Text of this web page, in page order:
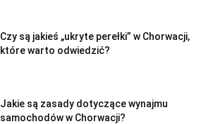
Czy są jakieś „ukryte perełki” w Chorwacji,
które warto odwiedzić?
Jakie są zasady dotyczące wynajmu
samochodów w Chorwacji?